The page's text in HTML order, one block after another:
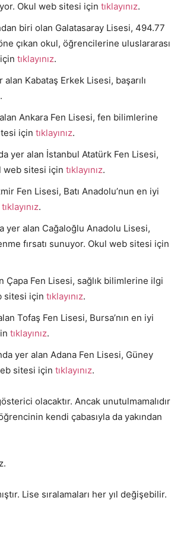
Okul web sitesi için tıklayınız.
biri olan Galatasaray Lisesi, 494.77
çıkan okul, öğrencilerine uluslararası
tıklayınız.
Kabataş Erkek Lisesi, başarılı
.
Ankara Fen Lisesi, fen bilimlerine
için tıklayınız.
yer alan İstanbul Atatürk Fen Lisesi,
web sitesi için tıklayınız.
Fen Lisesi, Batı Anadolu’nun en iyi
tıklayınız.
yer alan Cağaloğlu Anadolu Lisesi,
fırsatı sunuyor. Okul web sitesi için
Çapa Fen Lisesi, sağlık bilimlerine ilgi
sitesi için tıklayınız.
Tofaş Fen Lisesi, Bursa’nın en iyi
tıklayınız.
yer alan Adana Fen Lisesi, Güney
sitesi için tıklayınız.
olacaktır. Ancak unutulmamalıdır
kendi çabasıyla da yakından
Lise sıralamaları her yıl değişebilir.